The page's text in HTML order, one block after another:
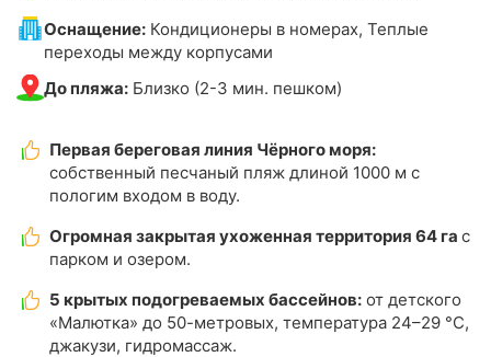
Оснащение: Кондиционеры в номерах, Теплые
переходы между корпусами
До пляжа: Близко (2-3 мин. пешком)
Первая береговая линия Чёрного моря:
собственный песчаный пляж длиной 1000 м с
пологим входом в воду.
Огромная закрытая ухоженная территория 64 га с
парком и озером.
5 крытых подогреваемых бассейнов: от детского
«Малютка» до 50-метровых, температура 24–29 °C,
джакузи, гидромассаж.